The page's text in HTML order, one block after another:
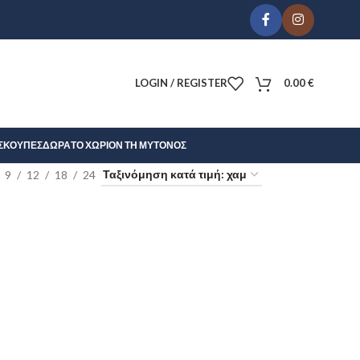
LOGIN / REGISTER 0.00€
ΚΟΎΠΕΣΔΏΡΑΤΟ ΧΩΡΊΟΝ ΤΗ ΜΎΤΟΝΟΣ
9 12 18 24